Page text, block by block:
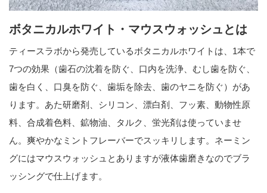
ボタニカルホワイト・マウスウォッシュとは
ティースラボから発売しているボタニカルホワイトは、1本で
7つの効果（歯石の沈着を防ぐ、口内を洗浄、むし歯を防ぐ、
歯を白く、口臭を防ぐ、歯垢を除去、歯のヤニを防ぐ）があ
ります。あた研磨剤、シリコン、漂白剤、フッ素、動物性原
料、合成着色料、鉱物油、タルク、蛍光剤は使っていませ
ん。爽やかなミントフレーバーでスッキリします。ネーミン
グにはマウスウォッシュとありますが液体歯磨きなのでブラ
ッシングで仕上げます。